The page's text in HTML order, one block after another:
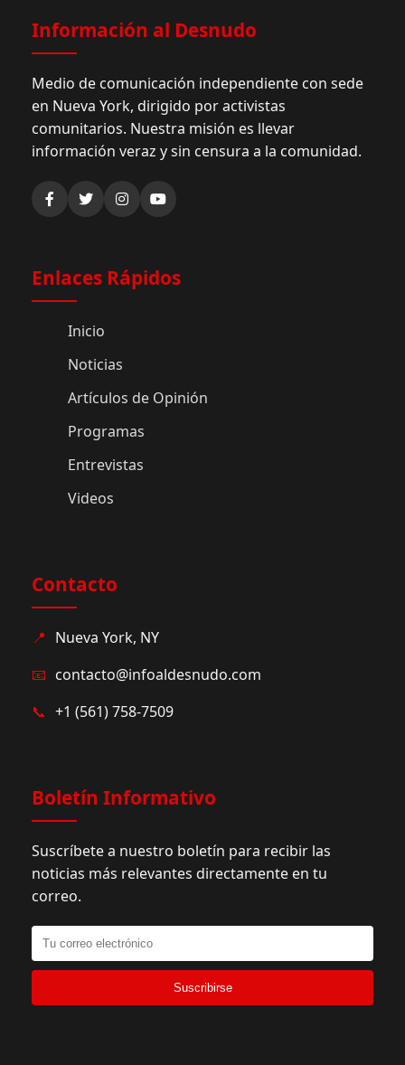
Información al Desnudo
Medio de comunicación independiente con sede
en Nueva York, dirigido por activistas
comunitarios. Nuestra misión es llevar
información veraz y sin censura a la comunidad.
Enlaces Rápidos
Inicio
Noticias
Artículos de Opinión
Programas
Entrevistas
Videos
Contacto
📍 Nueva York, NY
📧 contacto@infoaldesnudo.com
📞 +1 (561) 758-7509
Boletín Informativo
Suscríbete a nuestro boletín para recibir las
noticias más relevantes directamente en tu
correo.
Suscribirse